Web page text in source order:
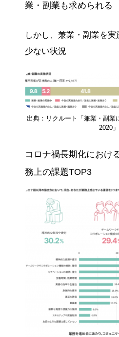
業・副業も求められる
しかし、兼業・副業を
少ない状況
出典：リクルート「兼業・副業
2020」
コロナ禍長期化におけ
務上の課題TOP3